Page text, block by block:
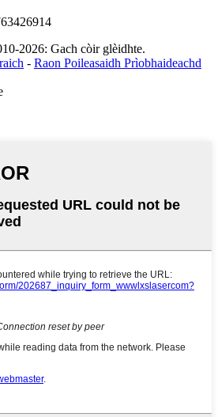
2026: Gach còir glèidhte.
- Raon Poileasaidh Prìobhaideachd